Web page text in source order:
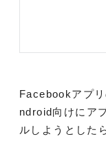
Facebookアプ
ndroid向けにア
ルしようとした